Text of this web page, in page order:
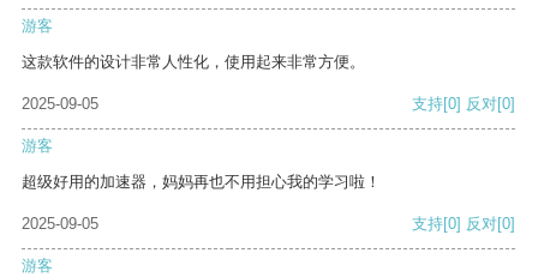
游客
这款软件的设计非常人性化，使用起来非常方便。
2025-09-05 支持[0] 反对[0]
游客
超级好用的加速器，妈妈再也不用担心我的学习啦！
2025-09-05 支持[0] 反对[0]
游客